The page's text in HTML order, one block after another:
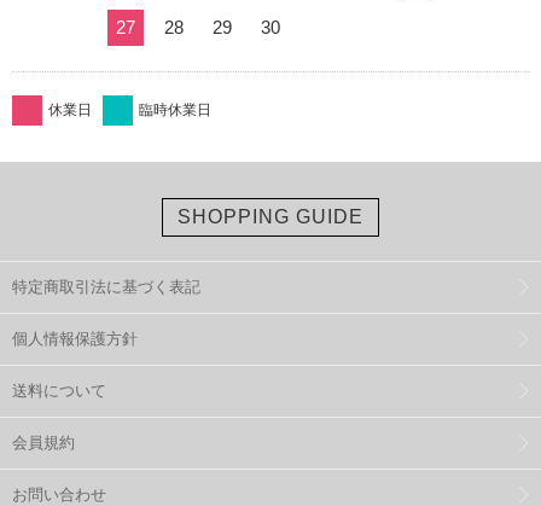
27 28 29 30
休業日 臨時休業日
SHOPPING GUIDE
特定商取引法に基づく表記
個人情報保護方針
送料について
会員規約
お問い合わせ